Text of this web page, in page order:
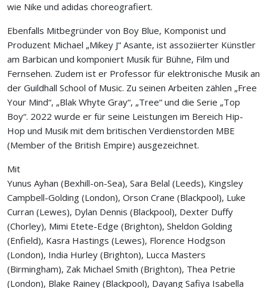
wie Nike und adidas choreografiert.
Ebenfalls Mitbegründer von Boy Blue, Komponist und
Produzent Michael „Mikey J“ Asante, ist assoziierter Künstler
am Barbican und komponiert Musik für Bühne, Film und
Fernsehen. Zudem ist er Professor für elektronische Musik an
der Guildhall School of Music. Zu seinen Arbeiten zählen „Free
Your Mind“, „Blak Whyte Gray“, „Tree“ und die Serie „Top
Boy“. 2022 wurde er für seine Leistungen im Bereich Hip-
Hop und Musik mit dem britischen Verdienstorden MBE
(Member of the British Empire) ausgezeichnet.
Mit
Yunus Ayhan (Bexhill-on-Sea), Sara Belal (Leeds), Kingsley
Campbell-Golding (London), Orson Crane (Blackpool), Luke
Curran (Lewes), Dylan Dennis (Blackpool), Dexter Duffy
(Chorley), Mimi Etete-Edge (Brighton), Sheldon Golding
(Enfield), Kasra Hastings (Lewes), Florence Hodgson
(London), India Hurley (Brighton), Lucca Masters
(Birmingham), Zak Michael Smith (Brighton), Thea Petrie
(London), Blake Rainey (Blackpool), Dayang Safiya Isabella